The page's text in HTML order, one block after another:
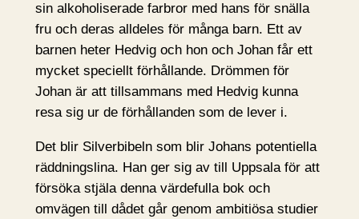
sin alkoholiserade farbror med hans för snälla
fru och deras alldeles för många barn. Ett av
barnen heter Hedvig och hon och Johan får ett
mycket speciellt förhållande. Drömmen för
Johan är att tillsammans med Hedvig kunna
resa sig ur de förhållanden som de lever i.
Det blir Silverbibeln som blir Johans potentiella
räddningslina. Han ger sig av till Uppsala för att
försöka stjäla denna värdefulla bok och
omvägen till dådet går genom ambitiösa studier